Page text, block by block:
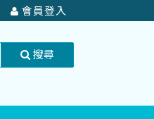
會員登入
搜尋